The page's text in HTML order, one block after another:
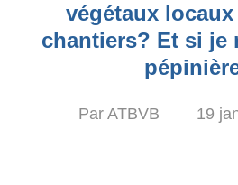
végétaux
chantiers? Et si je
Par ATBVB 19